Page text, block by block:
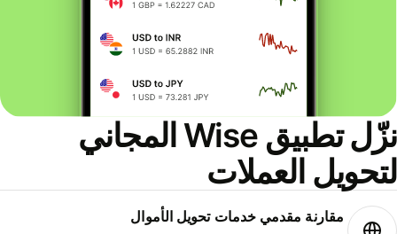
نزّل تطبيق Wise المجاني
العملات
مقارنة مقدمي خدمات تحويل الأموال